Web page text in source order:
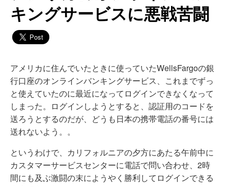
キングサービスに悪戦苦闘
アメリカに住んでいたときに使っていたWellsFargoの銀
行口座のオンラインバンキングサービス、これまでずっ
と使えていたのに最近になってログインできなくなって
しまった。ログインしようとすると、認証用のコードを
送ろうとするのだが、どうも日本の携帯電話の番号には
送れないよう。。
というわけで、カリフォルニアの夕方にあたる午前中に
カスタマーサービスセンターに電話で問い合わせ、2時
間にも及ぶ激闘の末にようやく勝利してログインできる